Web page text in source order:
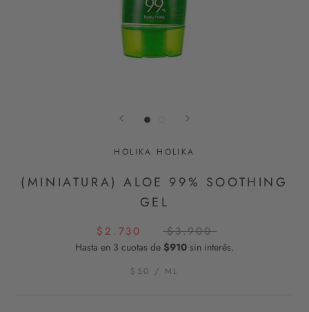
HOLIKA HOLIKA
(MINIATURA) ALOE 99% SOOTHING
GEL
$2.730 $3.900
Hasta en 3 cuotas de $910 sin interés.
$50 / ML